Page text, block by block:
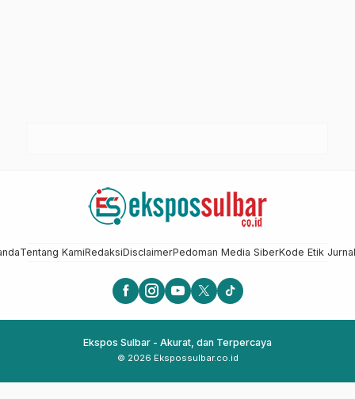
Tentang KamiRedaksiDisclaimerPedoman Media SiberKode Etik
Ekspos Sulbar - Akurat, dan Terpercaya
© 2026 Ekspossulbar.co.id